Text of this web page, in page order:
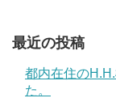
最近の投稿
都内在住の
た。